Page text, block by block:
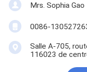
Mrs. Sophia Gao
0086-
Salle A-705,
116023 de